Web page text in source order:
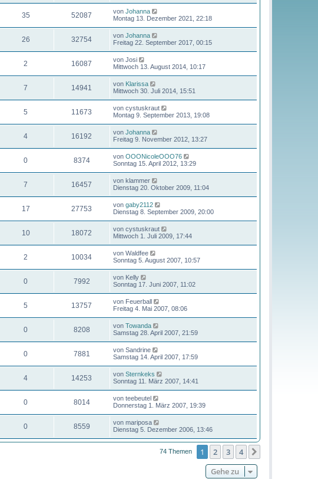
35 52087 von Johanna
Montag 13. Dezember 2021, 22:18
26 32754 von Johanna
Freitag 22. September 2017, 00:15
2 16087 von Josi
Mittwoch 13. August 2014, 10:17
7 14941 von Klarissa
Mittwoch 30. Juli 2014, 15:51
5 11673 von cystuskraut
Montag 9. September 2013, 19:08
4 16192 von Johanna
Freitag 9. November 2012, 13:27
0 8374 von OOONicoleOOO76
Sonntag 15. April 2012, 13:29
7 16457 von klammer
Dienstag 20. Oktober 2009, 11:04
17 27753 von gaby2112
Dienstag 8. September 2009, 20:00
10 18072 von cystuskraut
Mittwoch 1. Juli 2009, 17:44
2 10034 von Waldfee
Sonntag 5. August 2007, 10:57
0 7992 von Kelly
Sonntag 17. Juni 2007, 11:02
5 13757 von Feuerball
Freitag 4. Mai 2007, 08:06
0 8208 von Towanda
Samstag 28. April 2007, 21:59
0 7881 von Sandrine
Samstag 14. April 2007, 17:59
4 14253 von Sternkeks
Sonntag 11. März 2007, 14:41
0 8014 von teebeutel
Donnerstag 1. März 2007, 19:39
0 8559 von mariposa
Dienstag 5. Dezember 2006, 13:46
74 Themen 1 2 3 4
Gehe zu